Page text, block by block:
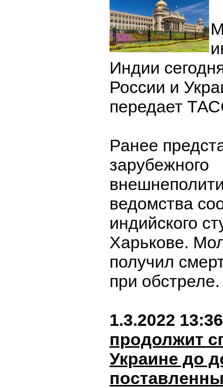
Индии
России и
передает
Ранее
зарубежного
ведомства
индийского
Харькове.
получил
при
1.3.2022 13:36
продолжит
Украине до